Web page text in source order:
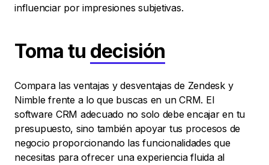
influenciar por impresiones subjetivas.
Toma tu decisión
Compara las ventajas y desventajas de Zendesk y
Nimble frente a lo que buscas en un CRM. El
software CRM adecuado no solo debe encajar en tu
presupuesto, sino también apoyar tus procesos de
negocio proporcionando las funcionalidades que
necesitas para ofrecer una experiencia fluida al